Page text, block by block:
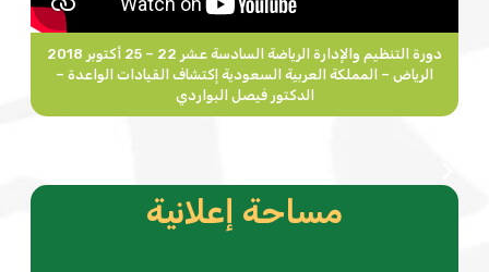
دورة التنظيم والإدارة الرياضة السادسة عشر 22 – 25 أكتوبر 2018
الرياض – المملكة العربية السعودية إكتشاف القيادات الواعدة –
الدكتور فيصل البواردي
مساحة إعلانية